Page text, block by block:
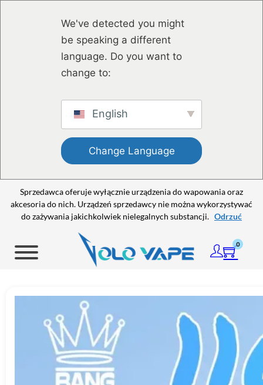
We've detected you might
be speaking a different
language. Do you want to
change to:
English
Change Language
Sprzedawca oferuje wyłącznie urządzenia do wapowania oraz
akcesoria do nich. Urządzeń sprzedawcy nie można wykorzystywać
do zażywania jakichkolwiek nielegalnych substancji. Odrzuć
0